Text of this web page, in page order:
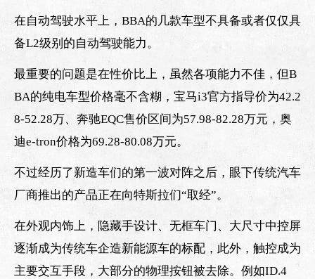
在自动驾驶水平上，BBA的几款车型不具备或者仅仅具
备L2级别的自动驾驶能力。
最重要的问题是在性价比上，虽然各项能力不佳，但B
BA的纯电车型价格毫不含糊，宝马i3官方指导价为42.2
8-52.28万、奔驰EQC售价区间为57.98-82.28万元，奥
迪e-tron价格为69.28-80.08万元。
不过经历了新造车们的第一波对阵之后，眼下传统汽车
厂商推出的产品正在向特斯拉们“取经”。
在外观内饰上，隐藏手设计、无框车门、大尺寸中控屏
逐渐成为传统车企造新能源车的标配，此外，触控成为
主要交互手段，大部分的物理按钮被去除。例如ID.4